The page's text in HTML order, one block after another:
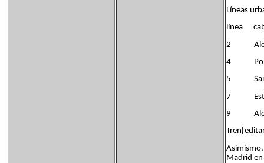
Líneas
línea
2
4
5 San
7
9
Madrid en